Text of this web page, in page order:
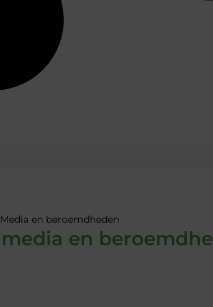
Media en beroemdheden
media en